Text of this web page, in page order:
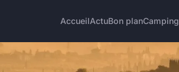
AccueilActuBon planCamping